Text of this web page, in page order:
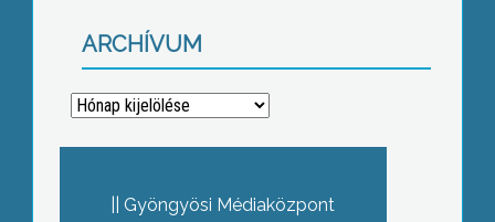
ARCHÍVUM
Archívum
Gyöngyösi Médiaközpont